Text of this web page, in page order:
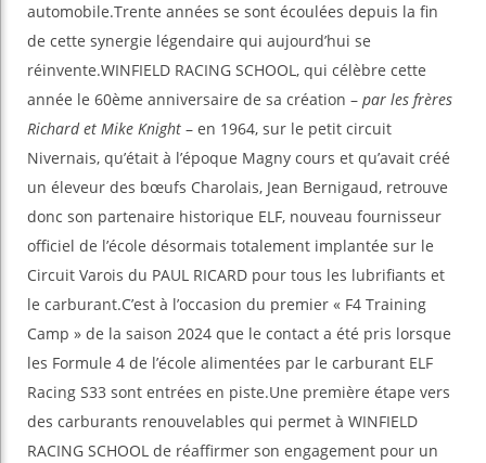
automobile.Trente années se sont écoulées depuis la fin
de cette synergie légendaire qui aujourd’hui se
réinvente.WINFIELD RACING SCHOOL, qui célèbre cette
année le 60ème anniversaire de sa création – par les frères
Richard et Mike Knight – en 1964, sur le petit circuit
Nivernais, qu’était à l’époque Magny cours et qu’avait créé
un éleveur des bœufs Charolais, Jean Bernigaud, retrouve
donc son partenaire historique ELF, nouveau fournisseur
officiel de l’école désormais totalement implantée sur le
Circuit Varois du PAUL RICARD pour tous les lubrifiants et
le carburant.C’est à l’occasion du premier « F4 Training
Camp » de la saison 2024 que le contact a été pris lorsque
les Formule 4 de l’école alimentées par le carburant ELF
Racing S33 sont entrées en piste.Une première étape vers
des carburants renouvelables qui permet à WINFIELD
RACING SCHOOL de réaffirmer son engagement pour un